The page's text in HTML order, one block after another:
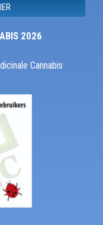
2026
Cannabis